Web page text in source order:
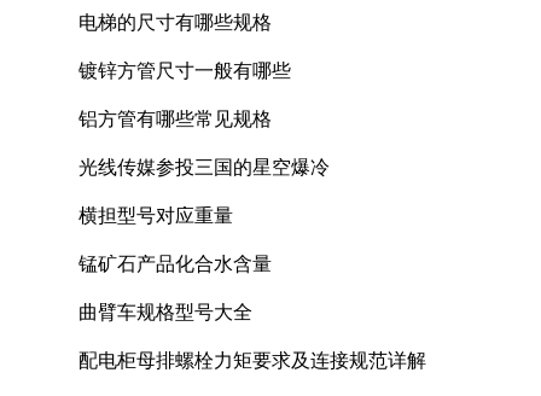
电梯的尺寸有哪些规格
镀锌方管尺寸一般有哪些
铝方管有哪些常见规格
光线传媒参投三国的星空爆冷
横担型号对应重量
锰矿石产品化合水含量
曲臂车规格型号大全
配电柜母排螺栓力矩要求及连接规范详解